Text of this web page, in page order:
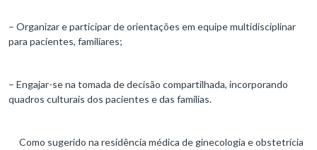
– Organizar e participar de orientações em equipe multidisciplinar
para pacientes, familiares;
– Engajar-se na tomada de decisão compartilhada, incorporando
quadros culturais dos pacientes e das famílias.
Como sugerido na residência médica de ginecologia e obstetrícia